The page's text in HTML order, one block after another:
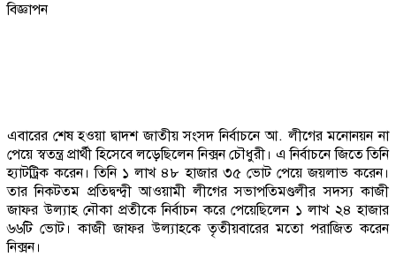
বিজ্ঞাপন
এবারের শেষ হওয়া দ্বাদশ জাতীয় সংসদ নির্বাচনে আ. লীগের মনোনয়ন না
পেয়ে স্বতন্ত্র প্রার্থী হিসেবে লড়েছিলেন নিক্সন চৌধুরী। এ নির্বাচনে জিতে তিনি
হ্যাটট্রিক করেন। তিনি ১ লাখ ৪৮ হাজার ৩৫ ভোট পেয়ে জয়লাভ করেন।
তার নিকটতম প্রতিদ্বন্দ্বী আওয়ামী লীগের সভাপতিমণ্ডলীর সদস্য কাজী
জাফর উল্যাহ নৌকা প্রতীকে নির্বাচন করে পেয়েছিলেন ১ লাখ ২৪ হাজার
৬৬টি ভোট। কাজী জাফর উল্যাহকে তৃতীয়বারের মতো পরাজিত করেন
নিক্সন।